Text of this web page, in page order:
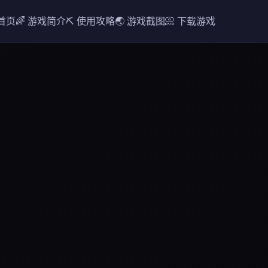
页🌈 游戏简介⛏️ 使用攻略🌏 游戏截图📀 下载游戏